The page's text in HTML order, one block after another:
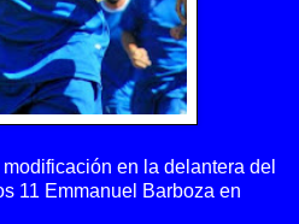
en la delantera del
11 Emmanuel Barboza en